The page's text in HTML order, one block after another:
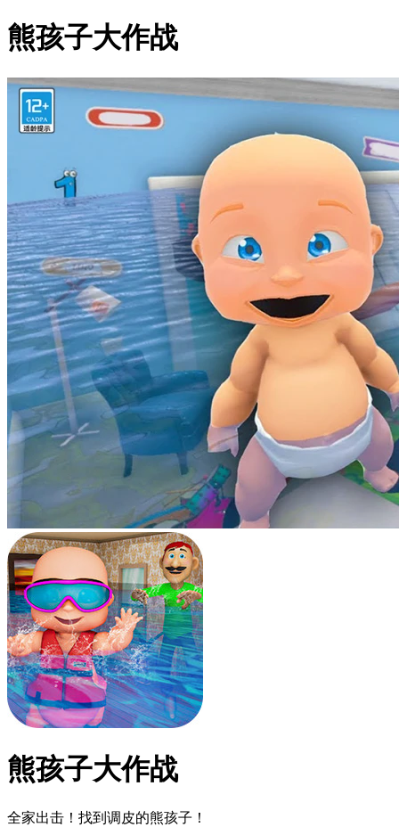
熊孩子大作战
熊孩子大作战
全家出击！找到调皮的熊孩子！